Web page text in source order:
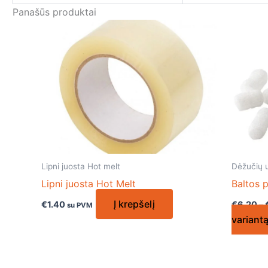
Panašūs produktai
Lipni juosta Hot melt
Lipni juosta Hot Melt
€1.40 su PVM Į krepšelį
Dėžučių
Baltos
€6.20–
variantą